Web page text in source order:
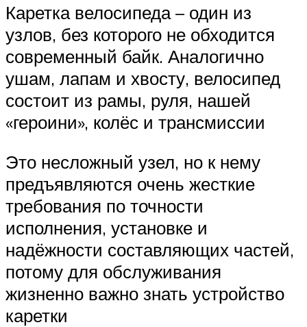
Каретка велосипеда – один из
узлов, без которого не обходится
современный байк. Аналогично
ушам, лапам и хвосту, велосипед
состоит из рамы, руля, нашей
«героини», колёс и трансмиссии
Это несложный узел, но к нему
предъявляются очень жесткие
требования по точности
исполнения, установке и
надёжности составляющих частей,
потому для обслуживания
жизненно важно знать устройство
каретки